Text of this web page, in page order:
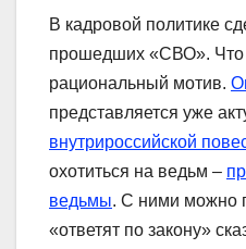
В кадровой политике
прошедших «СВО». Что
рациональный мотив.
представляется уже
внутрироссийской
охотиться на ведьм –
ведьмы. С ними можно
«ответят по закону»